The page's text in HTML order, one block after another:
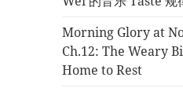
Morning Glory at
Ch.12: The Weary
Home to Rest